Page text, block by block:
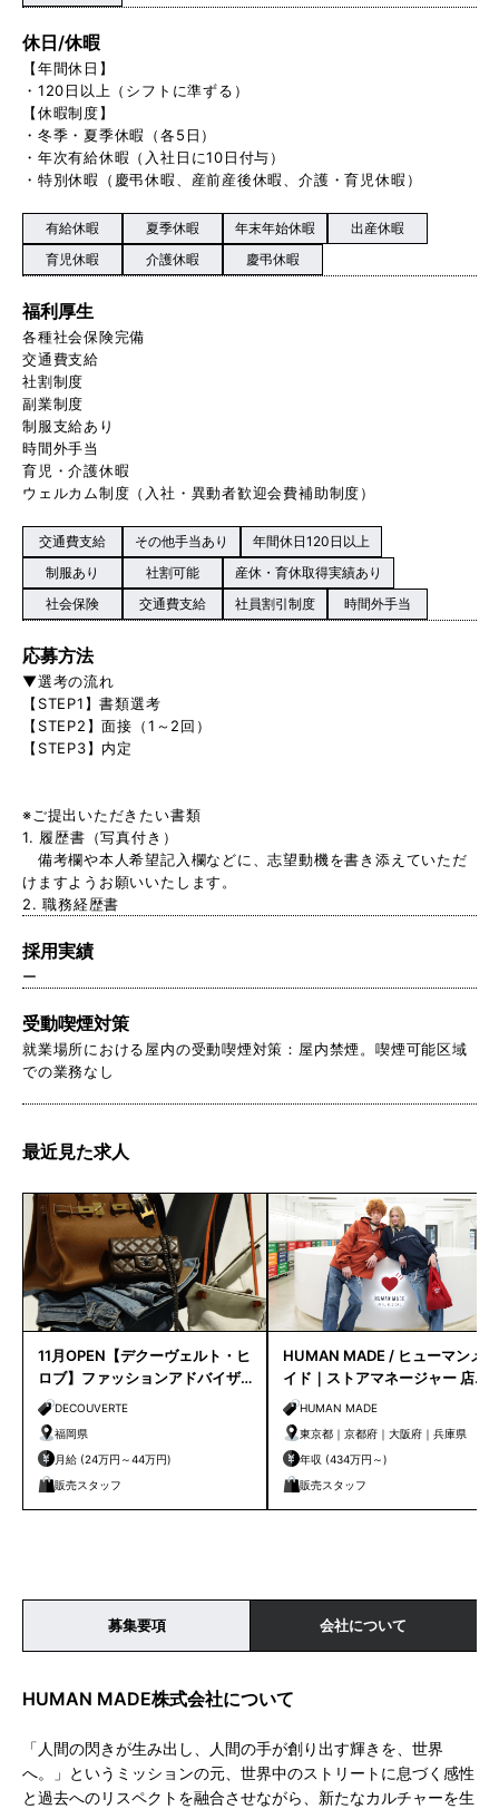
休日/休暇
【年間休日】
・120日以上（シフトに準ずる）
【休暇制度】
・冬季・夏季休暇（各5日）
・年次有給休暇（入社日に10日付与）
・特別休暇（慶弔休暇、産前産後休暇、介護・育児休暇）
有給休暇 夏季休暇 年末年始休暇
出産休暇
育児休暇
介護休暇 慶弔休暇
福利厚生
各種社会保険完備
交通費支給
社割制度
副業制度
制服支給あり
時間外手当
育児・介護休暇
ウェルカム制度（入社・異動者歓迎会費補助制度）
交通費支給 その他手当あり
年間休日120日以上
制服あり
社割可能
産休・育休取得実績あり
社会保険
交通費支給 社員割引制度 時間外手当
応募方法
▼選考の流れ
【STEP1】書類選考
【STEP2】面接（1～2回）
【STEP3】内定
※ご提出いただきたい書類
1. 履歴書（写真付き）
備考欄や本人希望記入欄などに、志望動機を書き添えていただ
けますようお願いいたします。
2. 職務経歴書
採用実績
ー
受動喫煙対策
就業場所における屋内の受動喫煙対策：屋内禁煙。喫煙可能区域
での業務なし
最近見た求人
11月OPEN【デクーヴェルト・ヒ
ロブ】ファッションアドバイザ
ー｜天神店
DECOUVERTE
福岡県
月給 (24万円～44万円)
販売スタッフ
HUMAN MADE / ヒューマンメ
イド｜ストアマネージャー 店長
候補HUMAN MADE
東京都｜京都府｜大阪府｜兵庫県
年収 (434万円～)
販売スタッフ
募集要項 会社について
HUMAN MADE株式会社について
「人間の閃きが生み出し、人間の手が創り出す輝きを、世界
へ。」というミッションの元、世界中のストリートに息づく感性
と過去へのリスペクトを融合させながら、新たなカルチャーを生